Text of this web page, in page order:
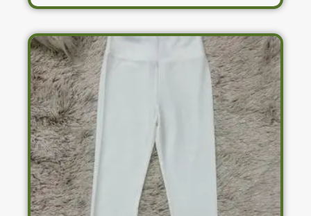
tiene
variantes.
Las
opciones
se
pueden
elegir
en
la
página
de
producto